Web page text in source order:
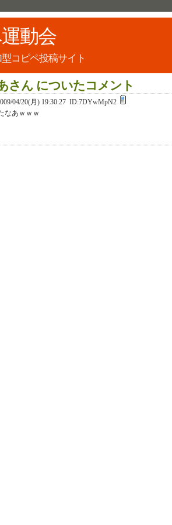
動会
コピペ投稿サイト
さん についたコメント
04/20(月) 19:30:27 ID:7DYwMpN2
なあｗｗｗ